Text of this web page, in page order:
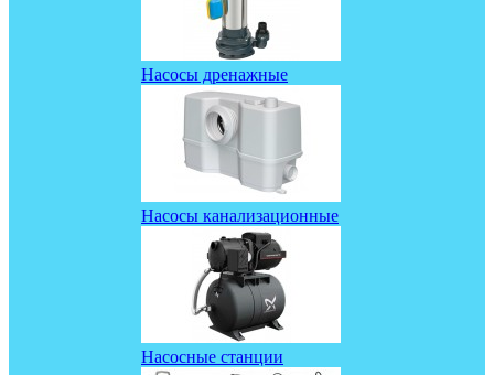
Насосы дренажные
Насосы канализационные
Насосные станции